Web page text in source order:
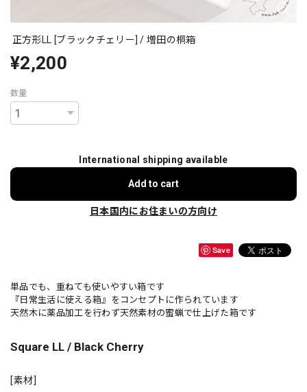
正方形LL [ブラックチェリー] / 増田の桐箱
¥2,200
数量
International shipping available
Add to cart
日本国内にお住まいの方向け
Save
単品でも、重ねても使いやすい箱です
『日常生活に使える箱』をコンセプトに作られています
天然木に薬品加工を行わず天然素材の蜜蝋で仕上げた箱です
Square LL / Black Cherry
[素材]